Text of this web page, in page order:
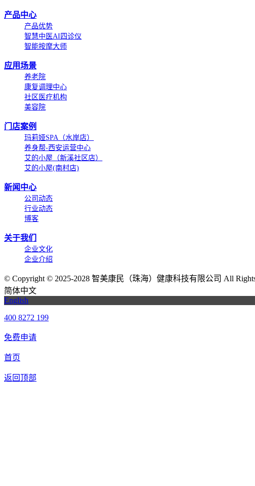
产品中心
产品优势
智慧中医AI四诊仪
智能按摩大师
应用场景
养老院
康复调理中心
社区医疗机构
美容院
门店案例
玛莉娅SPA（水岸店）
养身帮-西安运营中心
艾的小屋（新溪社区店）
艾的小屋(南村店)
新闻中心
公司动态
行业动态
博客
关于我们
企业文化
企业介绍
© Copyright © 2025-2028 智美康民（珠海）健康科技有限公司 All Rights
简体中文
English
400 8272 199
免费申请
首页
返回顶部